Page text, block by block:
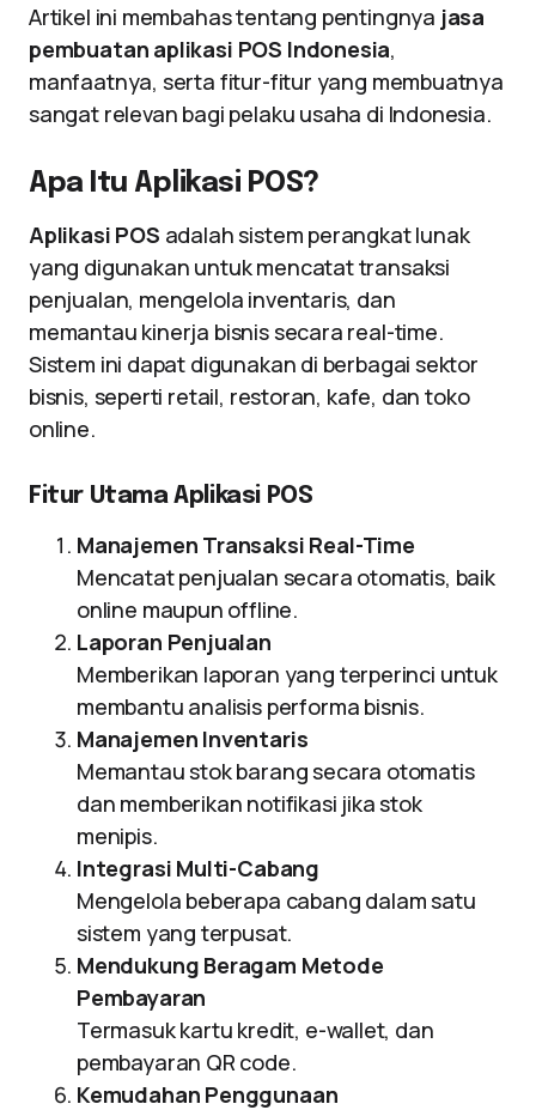
Artikel ini membahas tentang pentingnya jasa
pembuatan aplikasi POS Indonesia,
manfaatnya, serta fitur-fitur yang membuatnya
sangat relevan bagi pelaku usaha di Indonesia.
Apa Itu Aplikasi POS?
Aplikasi POS adalah sistem perangkat lunak
yang digunakan untuk mencatat transaksi
penjualan, mengelola inventaris, dan
memantau kinerja bisnis secara real-time.
Sistem ini dapat digunakan di berbagai sektor
bisnis, seperti retail, restoran, kafe, dan toko
online.
Fitur Utama Aplikasi POS
Manajemen Transaksi Real-Time
Mencatat penjualan secara otomatis, baik
online maupun offline.
Laporan Penjualan
Memberikan laporan yang terperinci untuk
membantu analisis performa bisnis.
Manajemen Inventaris
Memantau stok barang secara otomatis
dan memberikan notifikasi jika stok
menipis.
Integrasi Multi-Cabang
Mengelola beberapa cabang dalam satu
sistem yang terpusat.
Mendukung Beragam Metode
Pembayaran
Termasuk kartu kredit, e-wallet, dan
pembayaran QR code.
Kemudahan Penggunaan